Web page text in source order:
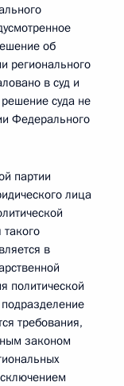
об
регионального
в суд и
суда не
Федерального
партии
лица
такого
в
политической
подразделение
требования,
законом